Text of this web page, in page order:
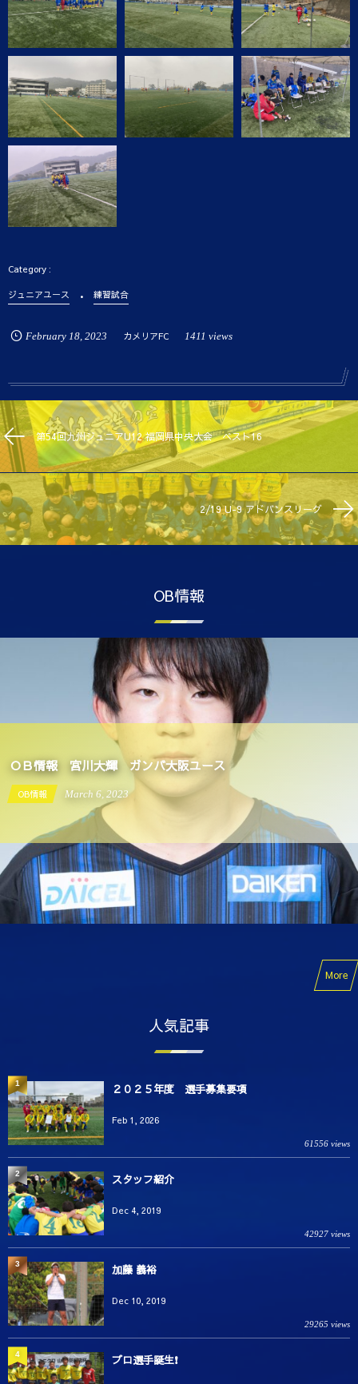
ジュニアユース 練習試合
February 18, 2023 カメリアFC 1411 views
第54回九州ジュニアU12 福岡県中央大会 ベスト16
2/19 U-9 アドバンスリーグ
OB情報
ＯＢ情報 宮川大輝 ガンバ大阪ユース
OB情報 March 6 2023
More
人気記事
２０２５年度 選手募集要項
Feb 1, 2026
61556 views
1
スタッフ紹介
Dec 4, 2019
42927 views
2
加藤 義裕
Dec 10, 2019
29265 views
3
プロ選手誕生❗️
4